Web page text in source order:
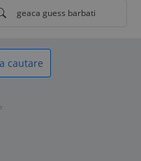
geaca guess barbati
cautare